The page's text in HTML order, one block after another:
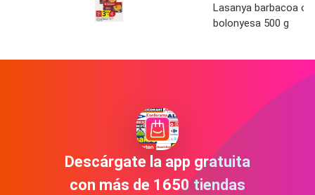
Lasanya barbacoa o
bolonyesa 500 g
Descárgate la app gratuita
con más de 1650 tiendas